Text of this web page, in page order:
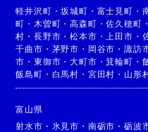
軽井沢町 ・坂城町 ・ 富士見町 ・
町 ・ 木曽町 ・高森町 ・佐久穂町
村 ・長野市 ・松本市 ・ 上田市 ・
千曲市 ・ 茅野市 ・ 岡谷市 ・諏訪
市 ・東御市 ・大町市 ・箕輪町 ・
飯島町 ・ 白馬村 ・ 宮田村 ・ 山形
富山県
射水市 ・ 氷見市 ・ 南砺市 ・砺波